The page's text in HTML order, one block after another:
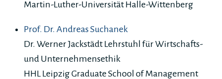
Martin-Luther-Universität Halle-Wittenberg
Prof. Dr. Andreas Suchanek
Dr. Werner Jackstädt Lehrstuhl für Wirtschafts-
und Unternehmensethik
HHL Leipzig Graduate School of Management